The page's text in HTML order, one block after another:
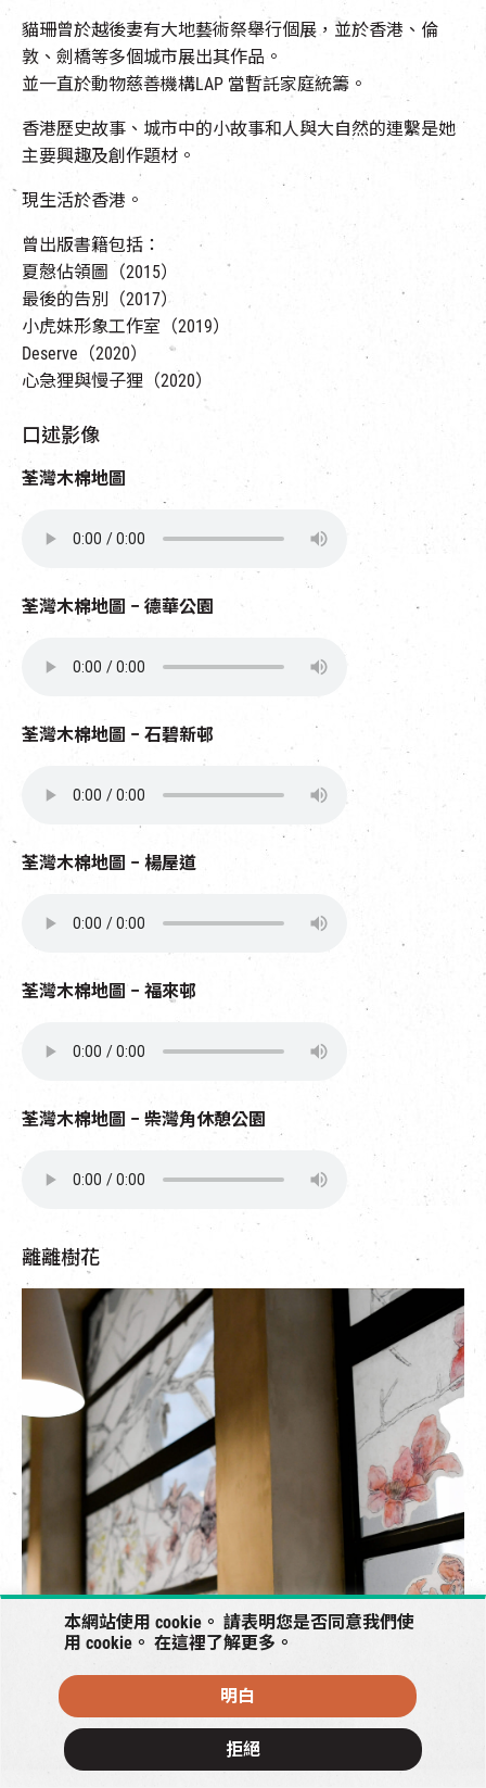
本網站使用 cookie。 請表明您是否同意我們使
用 cookie。 在這裡了解更多。
拒絕
明白
貓珊曾於越後妻有大地藝術祭舉行個展，並於香港、倫
敦、劍橋等多個城市展出其作品。
並一直於動物慈善機構LAP 當暫託家庭統籌。
香港歷史故事、城市中的小故事和人與大自然的連繫是她
主要興趣及創作題材。
現生活於香港。
曾出版書籍包括：
夏慤佔領圖（2015）
最後的告別（2017）
小虎妹形象工作室（2019）
Deserve（2020）
心急狸與慢子狸（2020）
口述影像
荃灣木棉地圖
荃灣木棉地圖 – 德華公園
荃灣木棉地圖 – 石碧新邨
荃灣木棉地圖 – 楊屋道
荃灣木棉地圖 – 福來邨
荃灣木棉地圖 – 柴灣角休憩公園
離離樹花